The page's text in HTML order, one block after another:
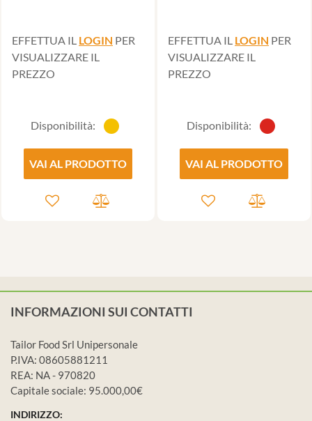
EFFETTUA IL LOGIN PER
VISUALIZZARE IL
PREZZO
Disponibilità:
VAI AL PRODOTTO
EFFETTUA IL LOGIN PER
VISUALIZZARE IL
PREZZO
Disponibilità:
VAI AL PRODOTTO
INFORMAZIONI SUI CONTATTI
Tailor Food Srl Unipersonale
P.IVA: 08605881211
REA: NA - 970820
Capitale sociale: 95.000,00€
INDIRIZZO: